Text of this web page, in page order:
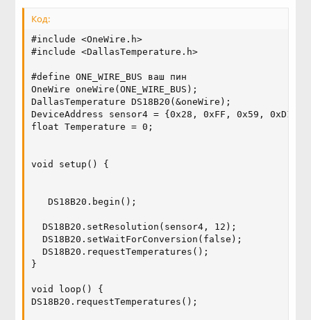
Код:
#include <OneWire.h>
#include <DallasTemperature.h>
#define ONE_WIRE_BUS ваш пин
OneWire oneWire(ONE_WIRE_BUS);
DallasTemperature DS18B20(&oneWire);
DeviceAddress sensor4 = {0x28, 0xFF, 0x59, 0xD1,
float Temperature = 0;
void setup() {
   DS18B20.begin();
  DS18B20.setResolution(sensor4, 12);
  DS18B20.setWaitForConversion(false);
  DS18B20.requestTemperatures();
}
void loop() {
DS18B20.requestTemperatures();